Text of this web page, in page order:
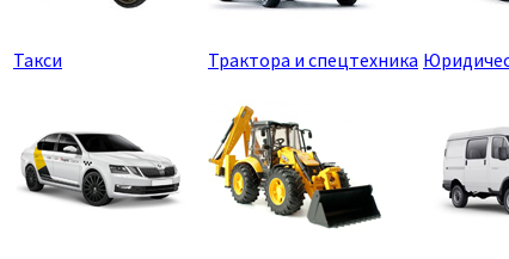
Такси Трактора и спецтехника